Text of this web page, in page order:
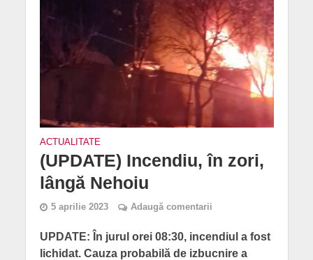
ACTUALITATE
(UPDATE) Incendiu, în zori,
lângă Nehoiu
5 aprilie 2023 Adaugă comentarii
UPDATE: În jurul orei 08:30, incendiul a fost
lichidat. Cauza probabilă de izbucnire a